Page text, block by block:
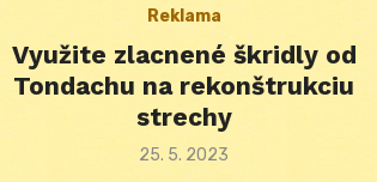
Reklama
Využite zlacnené škridly od
Tondachu na rekonštrukciu
strechy
Posted
25. 5. 2023